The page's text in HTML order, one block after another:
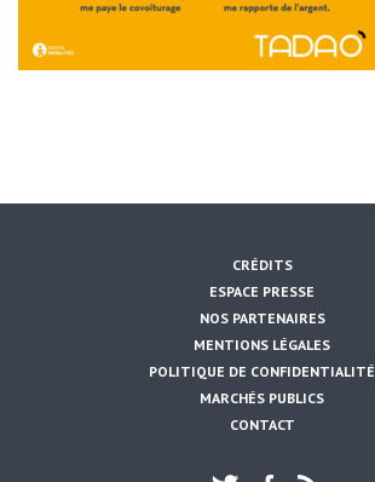
CRÉDITS
ESPACE PRESSE
NOS PARTENAIRES
MENTIONS LÉGALES
POLITIQUE DE CONFIDENTIALITÉ
MARCHÉS PUBLICS
CONTACT